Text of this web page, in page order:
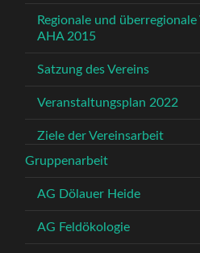
Regionale und
AHA 2015
Satzung des Vereins
Veranstaltungsplan 2022
Ziele der Vereinsarbeit
Gruppenarbeit
AG Dölauer Heide
AG Feldökologie